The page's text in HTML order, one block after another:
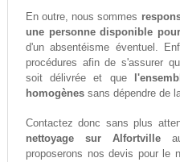
En outre, nous sommes
une personne disponible
d'un absentéisme éventuel.
procédures afin de s'assurer
soit délivrée et que
homogènessans dépendre de
Contactez donc sans plus
nettoyage sur Alfortvilleau
proposerons nos devis pour le